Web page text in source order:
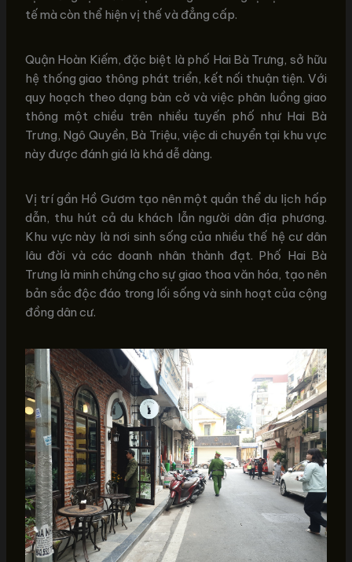
tế mà còn thể hiện vị thế và đẳng cấp.
Quận Hoàn Kiếm, đặc biệt là phố Hai Bà Trưng, sở hữu
hệ thống giao thông phát triển, kết nối thuận tiện. Với
quy hoạch theo dạng bàn cờ và việc phân luồng giao
thông một chiều trên nhiều tuyến phố như Hai Bà
Trưng, Ngô Quyền, Bà Triệu, việc di chuyển tại khu vực
này được đánh giá là khá dễ dàng.
Vị trí gần Hồ Gươm tạo nên một quần thể du lịch hấp
dẫn, thu hút cả du khách lẫn người dân địa phương.
Khu vực này là nơi sinh sống của nhiều thế hệ cư dân
lâu đời và các doanh nhân thành đạt. Phố Hai Bà
Trưng là minh chứng cho sự giao thoa văn hóa, tạo nên
bản sắc độc đáo trong lối sống và sinh hoạt của cộng
đồng dân cư.